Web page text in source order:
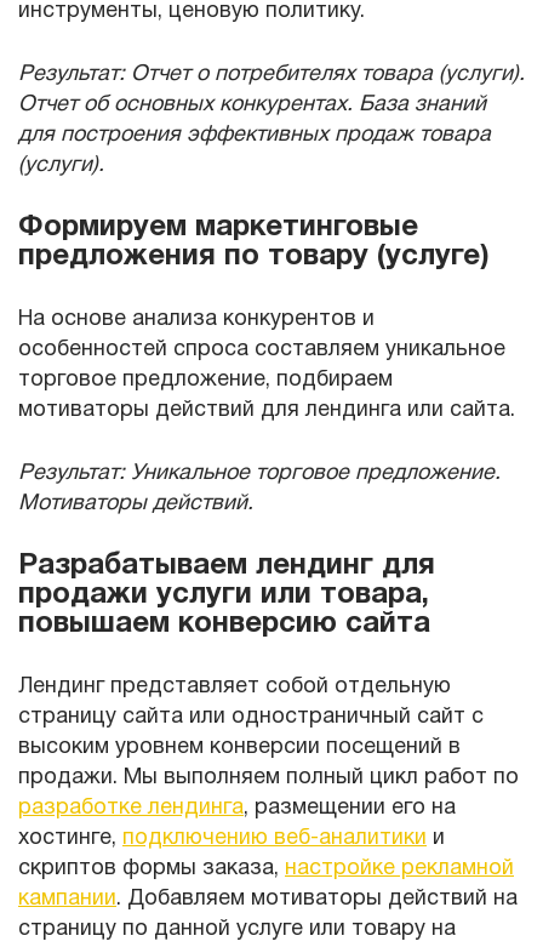
инструменты, ценовую политику.
Результат: Отчет о потребителях товара (услуги).
Отчет об основных конкурентах. База знаний
для построения эффективных продаж товара
(услуги).
Формируем маркетинговые
предложения по товару (услуге)
На основе анализа конкурентов и
особенностей спроса составляем уникальное
торговое предложение, подбираем
мотиваторы действий для лендинга или сайта.
Результат: Уникальное торговое предложение.
Мотиваторы действий.
Разрабатываем лендинг для
продажи услуги или товара,
повышаем конверсию сайта
Лендинг представляет собой отдельную
страницу сайта или одностраничный сайт с
высоким уровнем конверсии посещений в
продажи. Мы выполняем полный цикл работ по
разработке лендинга, размещении его на
хостинге, подключению веб-аналитики и
скриптов формы заказа, настройке рекламной
кампании. Добавляем мотиваторы действий на
страницу по данной услуге или товару на